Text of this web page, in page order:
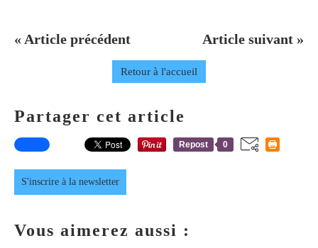
« Article précédent Article suivant »
Retour à l'accueil
Partager cet article
Repost 0
S'inscrire à la newsletter
Vous aimerez aussi :